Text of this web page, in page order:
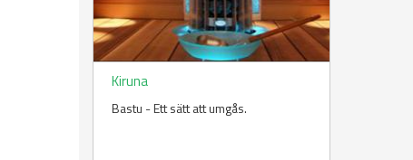
Kiruna
Bastu - Ett sätt att umgås.